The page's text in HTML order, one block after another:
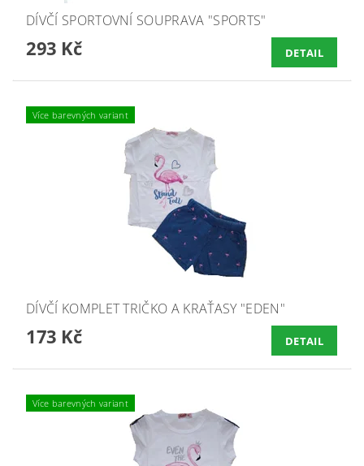
DÍVČÍ SPORTOVNÍ SOUPRAVA "SPORTS"
293 Kč DETAIL
Více barevných variant
DÍVČÍ KOMPLET TRIČKO A KRAŤASY "EDEN"
173 Kč DETAIL
Více barevných variant